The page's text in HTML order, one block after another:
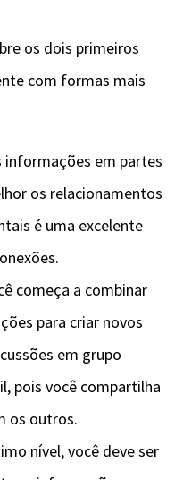
os dois primeiros
com formas mais
informações em partes
os relacionamentos
é uma excelente
começa a combinar
para criar novos
em grupo
pois você compartilha
os outros.
nível, você deve ser